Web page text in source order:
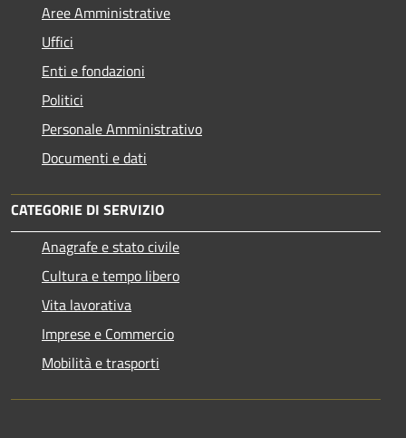
Aree Amministrative
Uffici
Enti e fondazioni
Politici
Personale Amministrativo
Documenti e dati
CATEGORIE DI SERVIZIO
Anagrafe e stato civile
Cultura e tempo libero
Vita lavorativa
Imprese e Commercio
Mobilità e trasporti